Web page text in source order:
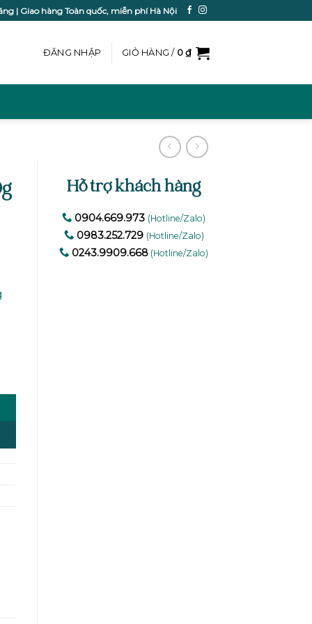
| Giao hàng Toàn quốc, miễn phí Hà Nội
ĐĂNG NHẬP GIỎ HÀNG / 0₫
Hỗ trợ khách hàng
0904.669.973 (Hotline/Zalo)
0983.252.729 (Hotline/Zalo)
0243.9909.668 (Hotline/Zalo)